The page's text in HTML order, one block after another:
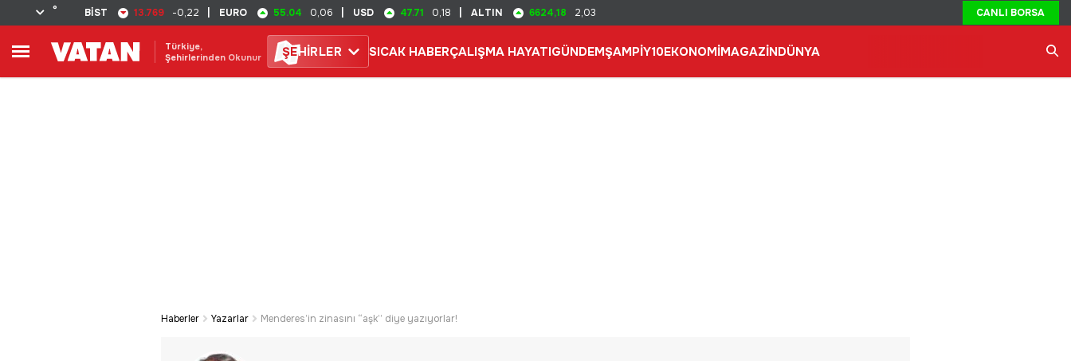
° BİST 13.769 -0,22 EURO 55.04 0,06 USD 47.71 0,18 ALTIN 6624,18 2,03 CANLI BORSA
Türkiye,
Şehirlerinden Okunur
ŞEHİRLER SICAK HABERÇALIŞMA HAYATIGÜNDEMŞAMPİY10EKONOMİMAGAZİNDÜNYA
Haberler Yazarlar Menderes’in zinasını “aşk” diye yazıyorlar!